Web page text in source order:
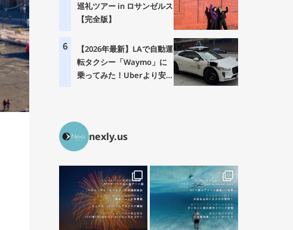
巡礼ツアー in ロサンゼルス
【完全版】
6
【2026年最新】LAで自動運
転タクシー「Waymo」に
乗ってみた！Uberより安
nexly.us